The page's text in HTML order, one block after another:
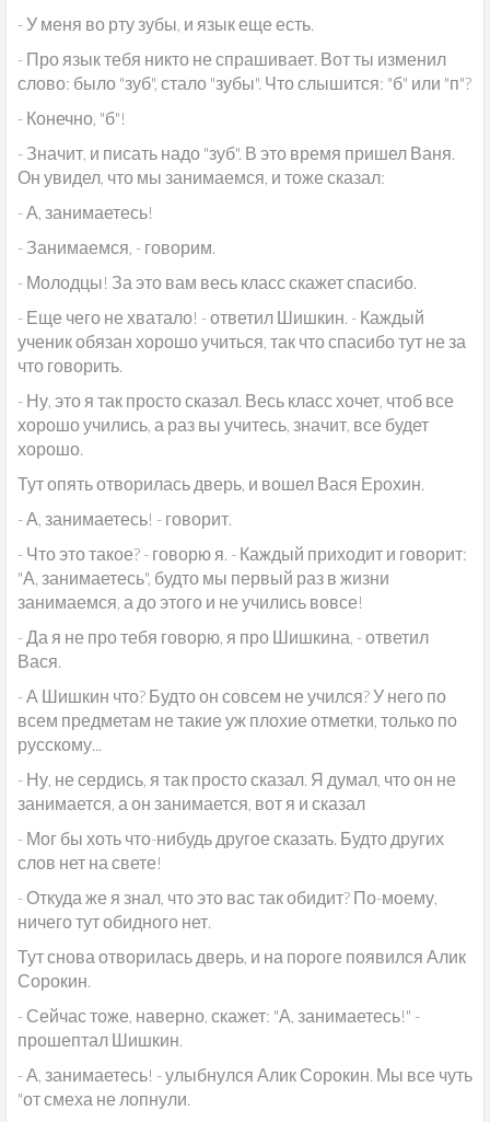
- У меня во рту зубы, и язык еще есть.
- Про язык тебя никто не спрашивает. Вот ты изменил
слово: было "зуб", стало "зубы". Что слышится: "б" или "п"?
- Конечно, "б"!
- Значит, и писать надо "зуб". В это время пришел Ваня.
Он увидел, что мы занимаемся, и тоже сказал:
- А, занимаетесь!
- Занимаемся, - говорим.
- Молодцы! За это вам весь класс скажет спасибо.
- Еще чего не хватало! - ответил Шишкин. - Каждый
ученик обязан хорошо учиться, так что спасибо тут не за
что говорить.
- Ну, это я так просто сказал. Весь класс хочет, чтоб все
хорошо учились, а раз вы учитесь, значит, все будет
хорошо.
Тут опять отворилась дверь, и вошел Вася Ерохин.
- А, занимаетесь! - говорит.
- Что это такое? - говорю я. - Каждый приходит и говорит:
"А, занимаетесь", будто мы первый раз в жизни
занимаемся, а до этого и не учились вовсе!
- Да я не про тебя говорю, я про Шишкина, - ответил
Вася.
- А Шишкин что? Будто он совсем не учился? У него по
всем предметам не такие уж плохие отметки, только по
русскому...
- Ну, не сердись, я так просто сказал. Я думал, что он не
занимается, а он занимается, вот я и сказал
- Мог бы хоть что-нибудь другое сказать. Будто других
слов нет на свете!
- Откуда же я знал, что это вас так обидит? По-моему,
ничего тут обидного нет.
Тут снова отворилась дверь, и на пороге появился Алик
Сорокин.
- Сейчас тоже, наверно, скажет: "А, занимаетесь!" -
прошептал Шишкин.
- А, занимаетесь! - улыбнулся Алик Сорокин. Мы все чуть
"от смеха не лопнули.